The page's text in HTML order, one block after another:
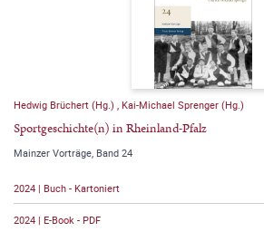
Hedwig Brüchert (Hg.) , Kai-Michael Sprenger (Hg.)
Sportgeschichte(n) in Rheinland-Pfalz
Mainzer Vorträge, Band 24
2024 | Buch - Kartoniert
2024 | E-Book - PDF